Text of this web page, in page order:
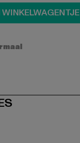
WINKELWAGENTJE